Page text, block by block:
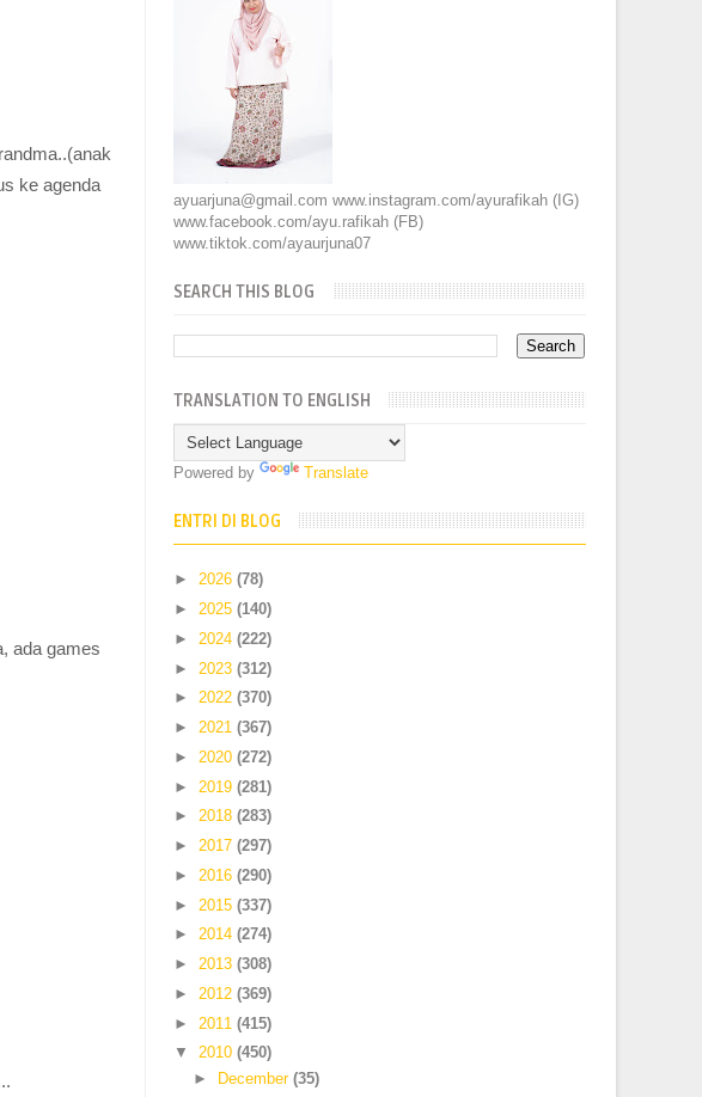
ke agenda
ada games
ayuarjuna@gmail.com www.instagram.com/ayurafikah (IG)
www.facebook.com/ayu.rafikah (FB)
www.tiktok.com/ayaurjuna07
SEARCH THIS BLOG
TRANSLATION TO ENGLISH
Powered by Translate
ENTRI DI BLOG
►2026(78)
►2025(140)
► 2024(222)
► 2023(312)
►2022(370)
►2021(367)
► 2020(272)
► 2019(281)
►2018(283)
►2017(297)
► 2016(290)
► 2015(337)
►2014(274)
►2013(308)
► 2012(369)
► 2011(415)
▼2010(450)
►
December (35)